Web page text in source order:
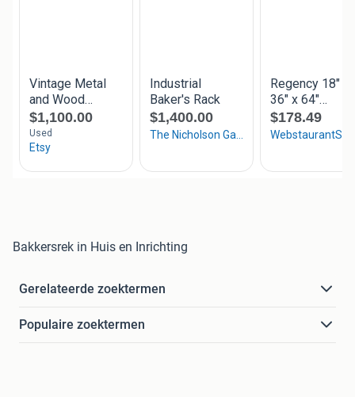
Bakkersrek in Huis en Inrichting
Gerelateerde zoektermen
Populaire zoektermen